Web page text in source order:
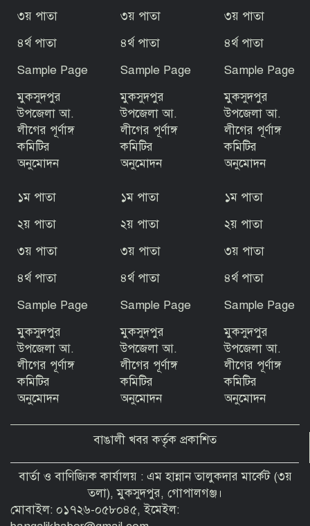
গোপালগঞ্জে বসতঘরে ট্রাক উল্টে অন্তঃসত্ত্বা
রাজবাড়ীর পাংশায় সাংবাদিককে মারধরের
ঘটনায় একজন গ্রেপ্তার
জুলাই গণঅভ্যুত্থান দিবস উপলক্ষে টুঙ্গিপাড়ায়
রচনা, আবৃত্তি ও চিত্রাঙ্কন প্রতিযোগিতা
বঙ্গবন্ধুর সমাধিসৌধ এলাকায় কড়া নজরদারি
জুলাই গণঅভ্যুত্থান ফ্যাসিবাদবিরোধী দীর্ঘ
আন্দোলনের পরিণতি: এমপি ইলিয়াস মোল্লা
জুলাই গণঅভ্যুত্থানের ২য় বর্ষপূর্তি উপলক্ষে
বীরগঞ্জে আলোচনা সভা ও পুরস্কার বিতরণ
৩য় পাতা
৪র্থ পাতা
Sample Page
মুকসুদপুর
উপজেলা আ.
লীগের পূর্ণাঙ্গ
কমিটির
অনুমোদন
৩য় পাতা
৪র্থ পাতা
Sample Page
মুকসুদপুর
উপজেলা আ.
লীগের পূর্ণাঙ্গ
কমিটির
অনুমোদন
৩য় পাতা
৪র্থ পাতা
Sample Page
মুকসুদপুর
উপজেলা আ.
লীগের পূর্ণাঙ্গ
কমিটির
অনুমোদন
১ম পাতা
২য় পাতা
৩য় পাতা
৪র্থ পাতা
Sample Page
মুকসুদপুর
উপজেলা আ.
লীগের পূর্ণাঙ্গ
কমিটির
অনুমোদন
১ম পাতা
২য় পাতা
৩য় পাতা
৪র্থ পাতা
Sample Page
মুকসুদপুর
উপজেলা আ.
লীগের পূর্ণাঙ্গ
কমিটির
অনুমোদন
১ম পাতা
২য় পাতা
৩য় পাতা
৪র্থ পাতা
Sample Page
মুকসুদপুর
উপজেলা আ.
লীগের পূর্ণাঙ্গ
কমিটির
অনুমোদন
বাঙালী খবর কর্তৃক প্রকাশিত
বার্তা ও বাণিজ্যিক কার্যালয় : এম হান্নান তালুকদার মার্কেট (৩য়
তলা), মুকসুদপুর, গোপালগঞ্জ।
মোবাইল: ০১৭২৬-০৫৮০৪৫, ইমেইল: